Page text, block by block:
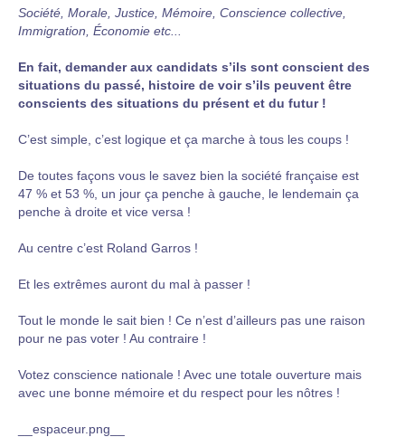
Société, Morale, Justice, Mémoire, Conscience collective,
Immigration, Économie etc...
En fait, demander aux candidats s’ils sont conscient des
situations du passé, histoire de voir s’ils peuvent être
conscients des situations du présent et du futur !
C’est simple, c’est logique et ça marche à tous les coups !
De toutes façons vous le savez bien la société française est
47 % et 53 %, un jour ça penche à gauche, le lendemain ça
penche à droite et vice versa !
Au centre c’est Roland Garros !
Et les extrêmes auront du mal à passer !
Tout le monde le sait bien ! Ce n’est d’ailleurs pas une raison
pour ne pas voter ! Au contraire !
Votez conscience nationale ! Avec une totale ouverture mais
avec une bonne mémoire et du respect pour les nôtres !
__espaceur.png__